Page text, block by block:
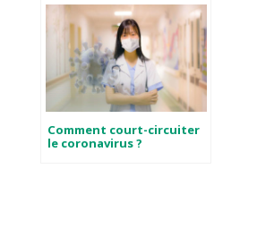
Comment court-circuiter
le coronavirus ?